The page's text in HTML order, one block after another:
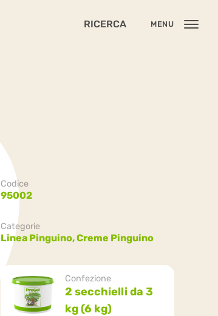
RICERCA MENU
Codice
95002
Categorie
Linea Pinguino,Creme Pinguino
Confezione
2 secchielli da 3
kg (6 kg)